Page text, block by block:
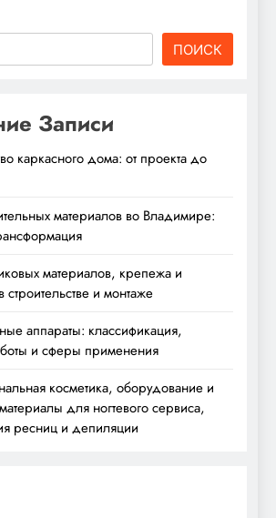
ПОИСК
Записи
каркасного дома: от проекта до
материалов во Владимире:
материалов, крепежа и
и монтаже
аппараты: классификация,
и сферы применения
косметика, оборудование и
для ногтевого сервиса,
ресниц и депиляции